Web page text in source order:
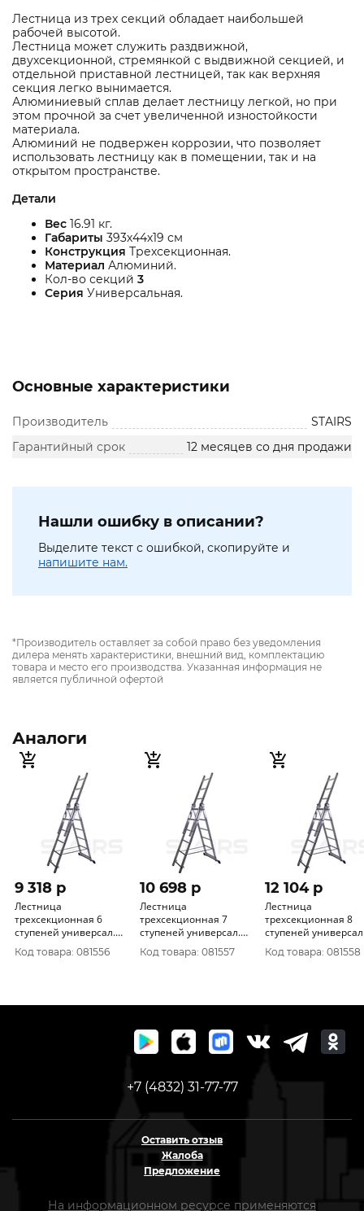
Лестница из трех секций обладает наибольшей
рабочей высотой.
Лестница может служить раздвижной,
двухсекционной, стремянкой с выдвижной секцией, и
отдельной приставной лестницей, так как верхняя
секция легко вынимается.
Алюминиевый сплав делает лестницу легкой, но при
этом прочной за счет увеличенной изностойкости
материала.
Алюминий не подвержен коррозии, что позволяет
использовать лестницу как в помещении, так и на
открытом пространстве.
Детали
Вес 16.91 кг.
Габариты 393х44х19 см
Конструкция Трехсекционная.
Материал Алюминий.
Кол-во секций 3
Серия Универсальная.
Основные характеристики
Производитель
STAIRS
Гарантийный срок
12 месяцев со дня продажи
Нашли ошибку в описании?
Выделите текст с ошибкой, скопируйте и
напишите нам.
*Производитель оставляет за собой право без уведомления
дилера менять характеристики, внешний вид, комплектацию
товара и место его производства. Указанная информация не
является публичной офертой
Аналоги
9 318 p
Лестница
трехсекционная 6
ступеней универсал.
Код товара: 081556
10 698 p
Лестница
трехсекционная 7
ступеней универсал.
max 4, 2 m AL
Код товара: 081557
12 104 p
Лестница
трехсекционная 8
ступеней
max 5, 1 m AL
Код товара: 081558
+7 (4832) 31-77-77
Оставить отзыв
Жалоба
Предложение
На информационном ресурсе применяются